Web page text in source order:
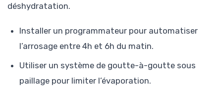
déshydratation.
Installer un programmateur pour automatiser
l’arrosage entre 4h et 6h du matin.
Utiliser un système de goutte-à-goutte sous
paillage pour limiter l’évaporation.